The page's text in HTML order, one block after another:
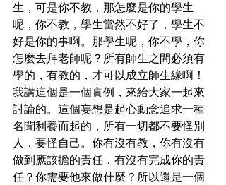
生，可是你不教，那怎麼是你的學生
呢，你不教，學生當然不好了，學生不
好是你的事啊。那學生呢，你不學，你
怎麼去拜老師呢？所有師生之間必須有
學的，有教的，才可以成立師生緣啊！
我講這個是一個實例，來給大家一起來
討論的。這個妄想是起心動念追求一種
名聞利養而起的，所有一切都不要怪別
人，要怪自己。你有沒有教，你有沒有
做到應該擔的責任，有沒有完成你的責
任？你需要他來做什麼？所以還是一個